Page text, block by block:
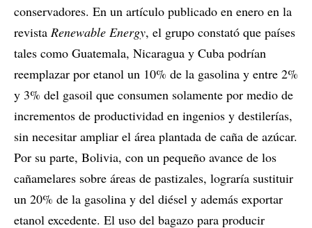
conservadores. En un artículo publicado en enero en la
revista Renewable Energy, el grupo constató que países
tales como Guatemala, Nicaragua y Cuba podrían
reemplazar por etanol un 10% de la gasolina y entre 2%
y 3% del gasoil que consumen solamente por medio de
incrementos de productividad en ingenios y destilerías,
sin necesitar ampliar el área plantada de caña de azúcar.
Por su parte, Bolivia, con un pequeño avance de los
cañamelares sobre áreas de pastizales, lograría sustituir
un 20% de la gasolina y del diésel y además exportar
etanol excedente. El uso del bagazo para producir